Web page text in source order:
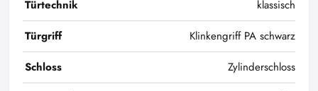
Türtechnik
klassisch
Türgriff
Klinkengriff PA schwarz
Schloss
Zylinderschloss